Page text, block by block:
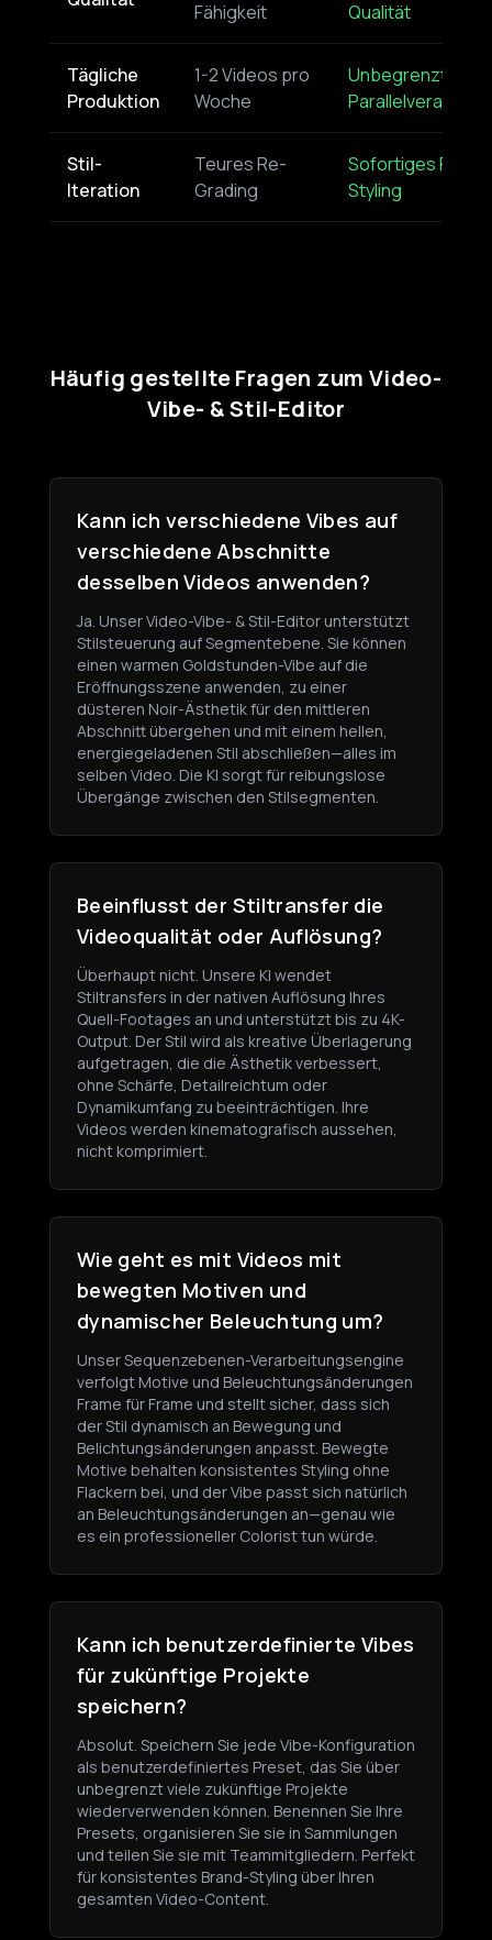
Fähigkeit Qualität
Tägliche
Produktion
1-2 Videos pro
Woche
Unbegrenzte
Stil-
Iteration
Teures Re-
Grading
Sofortiges Re-
Styling
Häufig gestellte Fragen zum Video-
Vibe- & Stil-Editor
Kann ich verschiedene Vibes auf
verschiedene Abschnitte
desselben Videos anwenden?
Ja. Unser Video-Vibe- & Stil-Editor unterstützt
Stilsteuerung auf Segmentebene. Sie können
einen warmen Goldstunden-Vibe auf die
Eröffnungsszene anwenden, zu einer
düsteren Noir-Ästhetik für den mittleren
Abschnitt übergehen und mit einem hellen,
energiegeladenen Stil abschließen—alles im
selben Video. Die KI sorgt für reibungslose
Übergänge zwischen den Stilsegmenten.
Beeinflusst der Stiltransfer die
Videoqualität oder Auflösung?
Überhaupt nicht. Unsere KI wendet
Stiltransfers in der nativen Auflösung Ihres
Quell-Footages an und unterstützt bis zu 4K-
Output. Der Stil wird als kreative Überlagerung
aufgetragen, die die Ästhetik verbessert,
ohne Schärfe, Detailreichtum oder
Dynamikumfang zu beeinträchtigen. Ihre
Videos werden kinematografisch aussehen,
nicht komprimiert.
Wie geht es mit Videos mit
bewegten Motiven und
dynamischer Beleuchtung um?
Unser Sequenzebenen-Verarbeitungsengine
verfolgt Motive und Beleuchtungsänderungen
Frame für Frame und stellt sicher, dass sich
der Stil dynamisch an Bewegung und
Belichtungsänderungen anpasst. Bewegte
Motive behalten konsistentes Styling ohne
Flackern bei, und der Vibe passt sich natürlich
an Beleuchtungsänderungen an—genau wie
es ein professioneller Colorist tun würde.
Kann ich benutzerdefinierte Vibes
für zukünftige Projekte
speichern?
Absolut. Speichern Sie jede Vibe-Konfiguration
als benutzerdefiniertes Preset, das Sie über
unbegrenzt viele zukünftige Projekte
wiederverwenden können. Benennen Sie Ihre
Presets, organisieren Sie sie in Sammlungen
und teilen Sie sie mit Teammitgliedern. Perfekt
für konsistentes Brand-Styling über Ihren
gesamten Video-Content.